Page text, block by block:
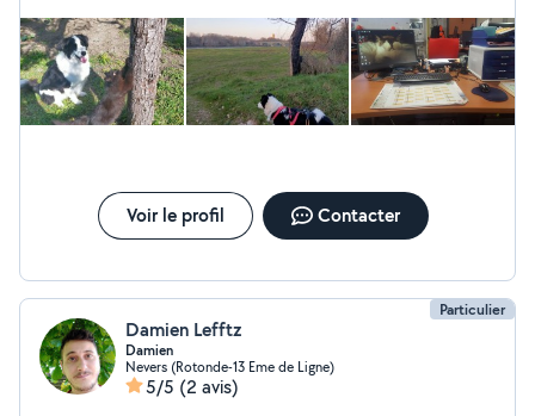
Voir le profil Contacter
Particulier
Damien Lefftz
Damien
Nevers (Rotonde-13 Eme de Ligne)
5/5 (2 avis)